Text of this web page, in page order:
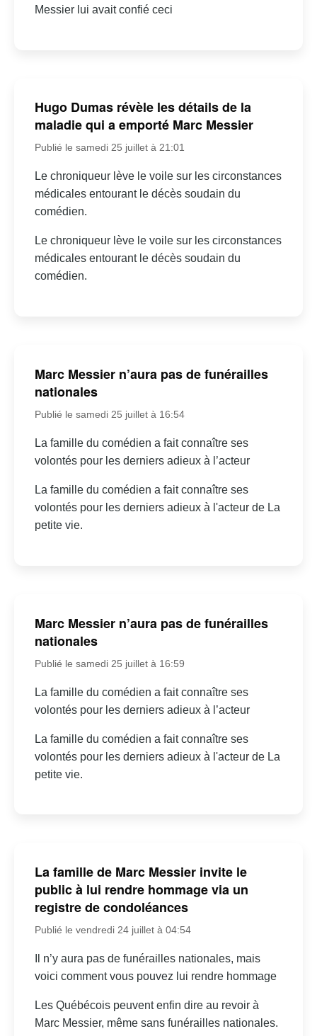
Messier lui avait confié ceci
Hugo Dumas révèle les détails de la
maladie qui a emporté Marc Messier
Publié le samedi 25 juillet à 21:01
Le chroniqueur lève le voile sur les circonstances
médicales entourant le décès soudain du
comédien.
Le chroniqueur lève le voile sur les circonstances
médicales entourant le décès soudain du
comédien.
Marc Messier n’aura pas de funérailles
nationales
Publié le samedi 25 juillet à 16:54
La famille du comédien a fait connaître ses
volontés pour les derniers adieux à l’acteur
La famille du comédien a fait connaître ses
volontés pour les derniers adieux à l'acteur de La
petite vie.
Marc Messier n’aura pas de funérailles
nationales
Publié le samedi 25 juillet à 16:59
La famille du comédien a fait connaître ses
volontés pour les derniers adieux à l’acteur
La famille du comédien a fait connaître ses
volontés pour les derniers adieux à l'acteur de La
petite vie.
La famille de Marc Messier invite le
public à lui rendre hommage via un
registre de condoléances
Publié le vendredi 24 juillet à 04:54
Il n’y aura pas de funérailles nationales, mais
voici comment vous pouvez lui rendre hommage
Les Québécois peuvent enfin dire au revoir à
Marc Messier, même sans funérailles nationales.